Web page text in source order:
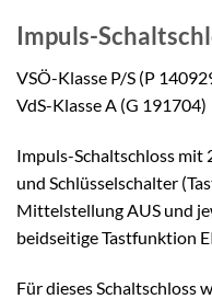
Impuls-
VSÖ-Klasse P/S (P
VdS-Klasse A (G 191704)
Impuls-Schaltschloss mit
und Schlüsselschalter
Mittelstellung AUS und
beidseitige Tastfunktion
Für dieses Schaltschloss